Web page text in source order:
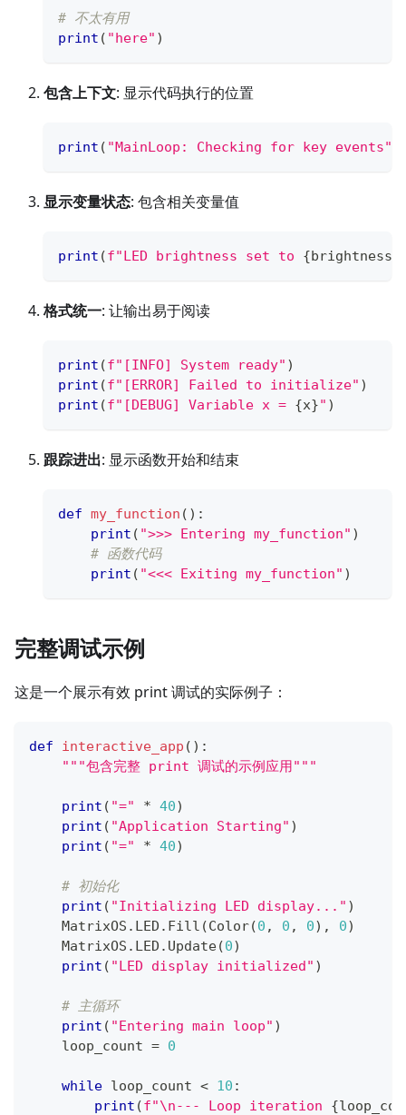
# 不太有用
print ( "here" )
包含上下文: 显示代码执行的位置
print ( "MainLoop: Checking for key events"
显示变量状态: 包含相关变量值
print (f"LED brightness set to {brightness
格式统一: 让输出易于阅读
print (f"[INFO] System ready" )
print (f"[ERROR] Failed to initialize" )
print (f"[DEBUG] Variable x = {x}" )
跟踪进出: 显示函数开始和结束
def my_function ( ) :
print ( ">>> Entering my_function" )
# 函数代码
print ( "<<< Exiting my_function" )
完整调试示例
这是一个展示有效 print 调试的实际例子：
def interactive_app ( ) :
"""包含完整 print 调试的示例应用"""
print ( "=" * 40)
print ( "Application Starting" )
print ( "=" * 40)
# 初始化
print ( "Initializing LED display..." )
    MatrixOS
. LED . Fill (Color(0 , 0 , 0) , 0)
    MatrixOS
. LED . Update(0)
print ( "LED display initialized" )
# 主循环
print ( "Entering main loop" )
    loop_count
= 0
while loop_count < 10 :
print (f"\n--- Loop iteration {